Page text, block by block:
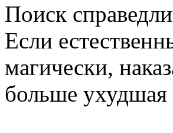
Поиск
Если
магически,
больше